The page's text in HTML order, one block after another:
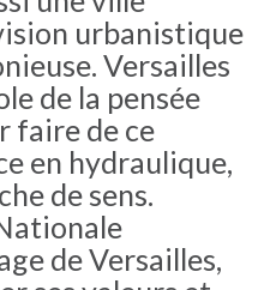
urbanistique
Versailles
de la pensée
faire de ce
en hydraulique,
de sens.
de Versailles,